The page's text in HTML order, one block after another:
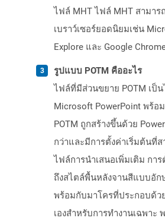
ไฟล์ MHT ไฟล์ MHT สามาร
เบราว์เซอร์ยอดนิยมเช่น
Explore และ Google
รูปแบบ POTM คืออะไร
ไฟล์ที่มีส่วนขยาย POTM เป็
Microsoft PowerPoint พร้อ
POTM ถูกสร้างขึ้นด้วย
กว่าและมีการตั้งค่าเริ่มต้นที่ส
ไฟล์การนำเสนอเพิ่มเติม กา
ถึงสไตล์พื้นหลังจานสีแบบอัก
พร้อมกับมาโครที่ประกอบด้
เองสำหรับการทำงานเฉพาะ